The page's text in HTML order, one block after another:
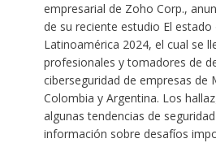
empresarial de Zoho Corp.,
de su reciente estudio El estado
Latinoamérica 2024, el cual se
profesionales y tomadores de
ciberseguridad de empresas de
Colombia y Argentina. Los
algunas tendencias de
información sobre desafíos